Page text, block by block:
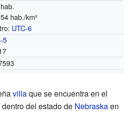
hab./km²
UTC-6
5
villaque se encuentra en el
dentro del estado de Nebraskaen